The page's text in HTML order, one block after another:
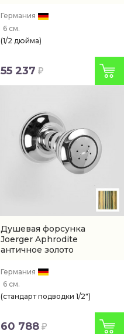
Германия
6 см.
(1/2 дюйма)
55 237
Душевая форсунка
Joerger Aphrodite
античное золото
Германия
6 см.
(стандарт подводки 1/2")
60 788